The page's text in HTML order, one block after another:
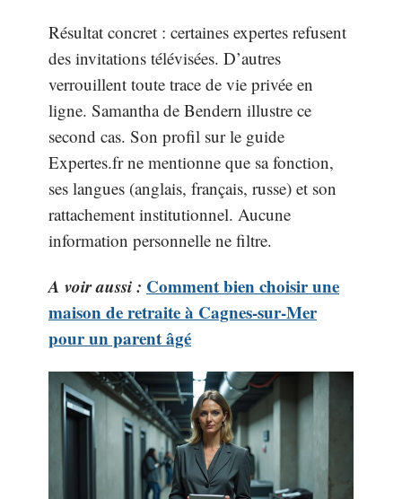
Résultat concret : certaines expertes refusent
des invitations télévisées. D’autres
verrouillent toute trace de vie privée en
ligne. Samantha de Bendern illustre ce
second cas. Son profil sur le guide
Expertes.fr ne mentionne que sa fonction,
ses langues (anglais, français, russe) et son
rattachement institutionnel. Aucune
information personnelle ne filtre.
A voir aussi : Comment bien choisir une
maison de retraite à Cagnes-sur-Mer
pour un parent âgé